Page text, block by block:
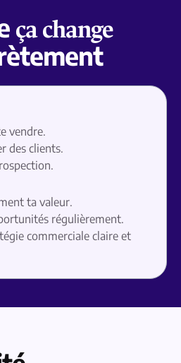
ça change
vendre.
des clients.
ta valeur.
régulièrement.
commerciale claire et